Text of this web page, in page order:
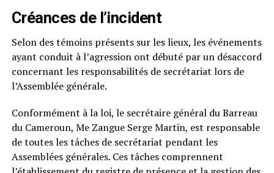
Créances de l’incident
Selon des témoins présents sur les lieux, les événements
ayant conduit à l’agression ont débuté par un désaccord
concernant les responsabilités de secrétariat lors de
l’Assemblée générale.
Conformément à la loi, le secrétaire général du Barreau
du Cameroun, Me Zangue Serge Martin, est responsable
de toutes les tâches de secrétariat pendant les
Assemblées générales. Ces tâches comprennent